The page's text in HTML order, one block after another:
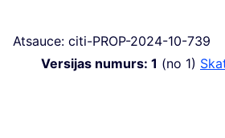
Atsauce: citi-PROP-2024-10-739
Versijas numurs: 1 (no 1)